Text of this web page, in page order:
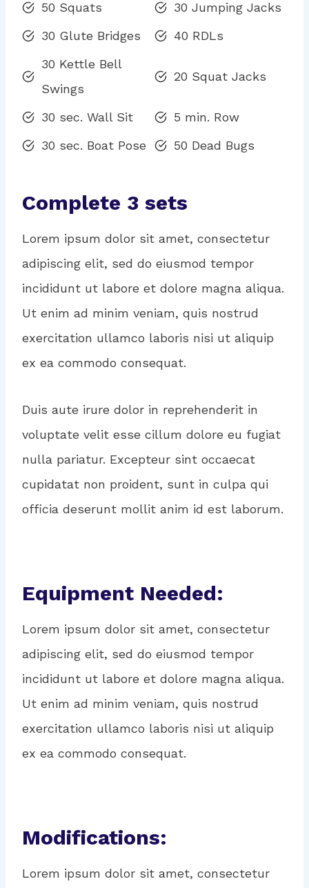
50 Squats
30 Jumping Jacks
30 Glute Bridges
40 RDLs
30 Kettle Bell
Swings
20 Squat Jacks
30 sec. Wall Sit
5 min. Row
30 sec. Boat Pose
50 Dead Bugs
Complete 3 sets
Lorem ipsum dolor sit amet, consectetur
adipiscing elit, sed do eiusmod tempor
incididunt ut labore et dolore magna aliqua.
Ut enim ad minim veniam, quis nostrud
exercitation ullamco laboris nisi ut aliquip
ex ea commodo consequat.
Duis aute irure dolor in reprehenderit in
voluptate velit esse cillum dolore eu fugiat
nulla pariatur. Excepteur sint occaecat
cupidatat non proident, sunt in culpa qui
officia deserunt mollit anim id est laborum.
Equipment Needed:
Lorem ipsum dolor sit amet, consectetur
adipiscing elit, sed do eiusmod tempor
incididunt ut labore et dolore magna aliqua.
Ut enim ad minim veniam, quis nostrud
exercitation ullamco laboris nisi ut aliquip
ex ea commodo consequat.
Modifications:
Lorem ipsum dolor sit amet, consectetur